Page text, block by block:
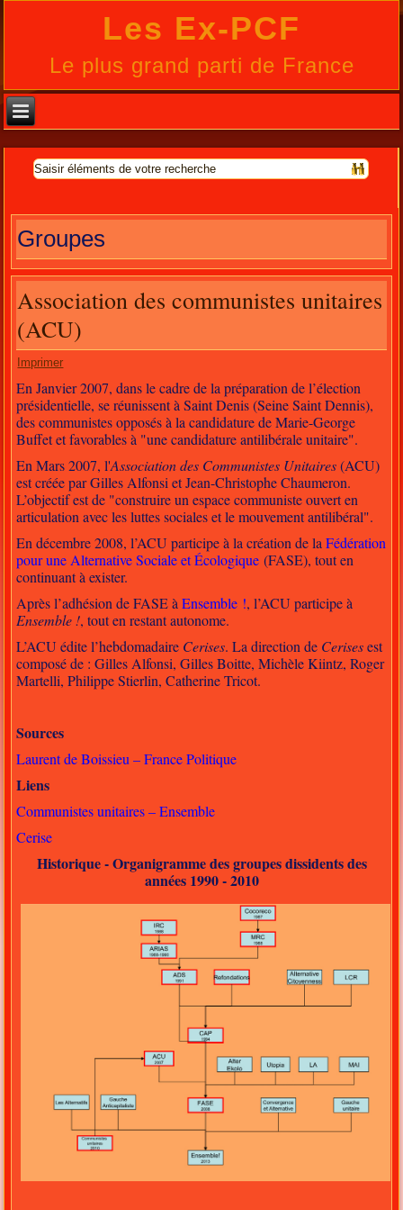
Les Ex-PCF
Le plus grand parti de France
Groupes
Association des communistes unitaires
(ACU)
Imprimer
En Janvier 2007, dans le cadre de la préparation de l’élection
présidentielle, se réunissent à Saint Denis (Seine Saint Dennis),
des communistes opposés à la candidature de Marie-George
Buffet et favorables à "une candidature antilibérale unitaire".
En Mars 2007, l'Association des Communistes Unitaires(ACU)
est créée par Gilles Alfonsi et Jean-Christophe Chaumeron.
L’objectif est de "construire un espace communiste ouvert en
articulation avec les luttes sociales et le mouvement antilibéral".
En décembre 2008, l’ACU participe à la création de laFédération
pour une Alternative Sociale et Écologique (FASE), tout en
continuant à exister.
Après l’adhésion de FASE àEnsemble !, l’ACU participe à
Ensemble !, tout en restant autonome.
L’ACU édite l’hebdomadaire Cerises. La direction de Cerisesest
composé de : Gilles Alfonsi, Gilles Boitte, Michèle Kiintz, Roger
Martelli, Philippe Stierlin, Catherine Tricot.
Sources
Laurent de Boissieu – France Politique
Liens
Communistes unitaires – Ensemble
Cerise
Historique - Organigramme des groupes dissidents des
années 1990 - 2010